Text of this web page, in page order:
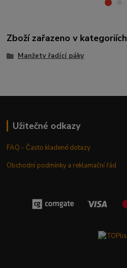
Zboží zařazeno v kategoriích
Manžety řadící páky
Užitečné odkazy
FAQ - Často kladené dotazy
Obchodní podmínky a reklamační řád